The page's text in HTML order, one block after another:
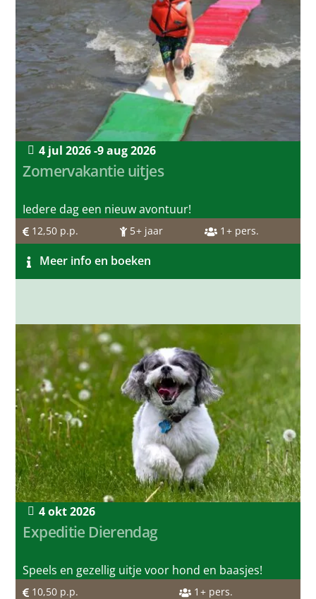
4 jul 2026 -9 aug 2026
Zomervakantie uitjes
Iedere dag een nieuw avontuur!
12,50 p.p. 5+ jaar 1+ pers.
Meer info en boeken
4 okt 2026
Expeditie Dierendag
Speels en gezellig uitje voor hond en baasjes!
10,50 p.p. 1+ pers.